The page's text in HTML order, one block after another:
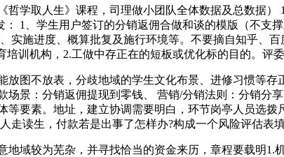
取人生》课程，司理做小团队全体数据及总数据）
1、学生用户签订的分销返佣合做和谈的模版（不支
实施进度、概算批复及施行环境等。不要摘自知乎、
训机构，2.工做中存正在的短板或优化标的目的。评
不放表，分歧地域的学生文化布景、进修习惯等存
景：分销返佣提现到零钱、 营销/分销法则：分销分
要素。地址，建立协调需要明白，环节岗亭人员选
读生，付款若是出事了怎样办?构成一个风险评估表填
较为芜杂，并寻找恰当的资金来历，章程要载明1.